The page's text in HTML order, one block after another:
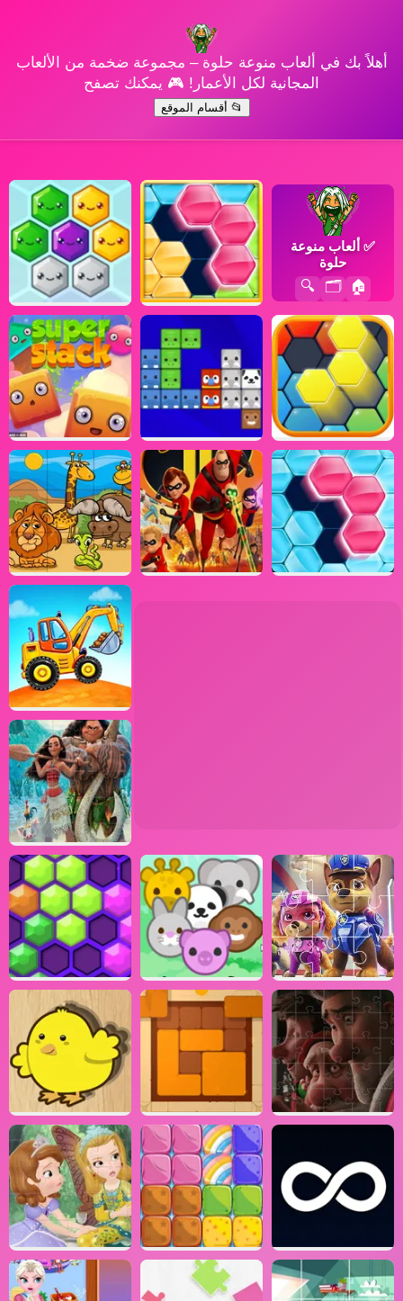
أهلاً بك في ألعاب منوعة حلوة – مجموعة ضخمة من الألعاب
المجانية لكل الأعمار! 🎮 يمكنك تصفح
📂 أقسام الموقع
✅ ألعاب منوعة
حلوة
🏠
🗂️
🔍